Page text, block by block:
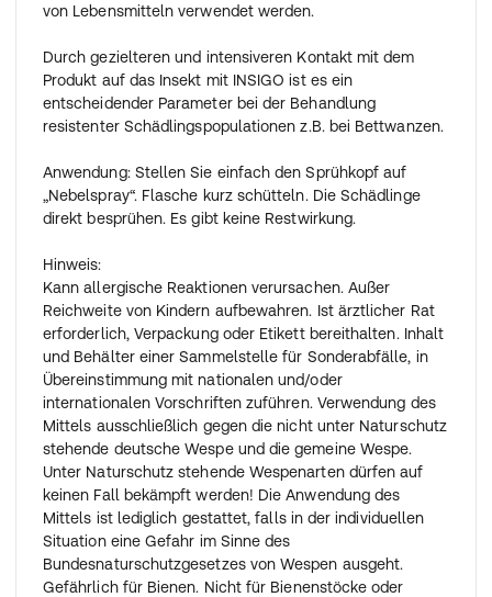
von Lebensmitteln verwendet werden.
Durch gezielteren und intensiveren Kontakt mit dem
Produkt auf das Insekt mit INSIGO ist es ein
entscheidender Parameter bei der Behandlung
resistenter Schädlingspopulationen z.B. bei Bettwanzen.
Anwendung: Stellen Sie einfach den Sprühkopf auf
„Nebelspray“. Flasche kurz schütteln. Die Schädlinge
direkt besprühen. Es gibt keine Restwirkung.
Hinweis:
Kann allergische Reaktionen verursachen. Außer
Reichweite von Kindern aufbewahren. Ist ärztlicher Rat
erforderlich, Verpackung oder Etikett bereithalten. Inhalt
und Behälter einer Sammelstelle für Sonderabfälle, in
Übereinstimmung mit nationalen und/oder
internationalen Vorschriften zuführen. Verwendung des
Mittels ausschließlich gegen die nicht unter Naturschutz
stehende deutsche Wespe und die gemeine Wespe.
Unter Naturschutz stehende Wespenarten dürfen auf
keinen Fall bekämpft werden! Die Anwendung des
Mittels ist lediglich gestattet, falls in der individuellen
Situation eine Gefahr im Sinne des
Bundesnaturschutzgesetzes von Wespen ausgeht.
Gefährlich für Bienen. Nicht für Bienenstöcke oder